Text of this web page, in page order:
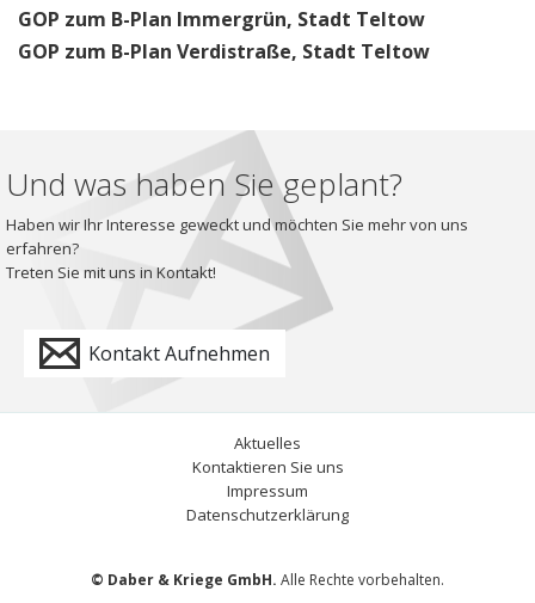
GOP zum B-Plan Immergrün, Stadt Teltow
GOP zum B-Plan Verdistraße, Stadt Teltow
Und was haben Sie geplant?
Haben wir Ihr Interesse geweckt und möchten Sie mehr von uns
erfahren?
Treten Sie mit uns in Kontakt!
Kontakt Aufnehmen
© Daber & Kriege GmbH. Alle Rechte vorbehalten.
Aktuelles
Kontaktieren Sie uns
Impressum
Datenschutzerklärung